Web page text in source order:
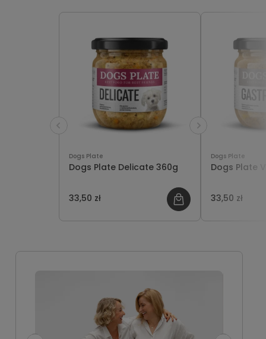
Dogs Plate
Dogs Plate Delicate 360g
33,50 zł
Dogs Plate
Dogs Plate
33,50 zł